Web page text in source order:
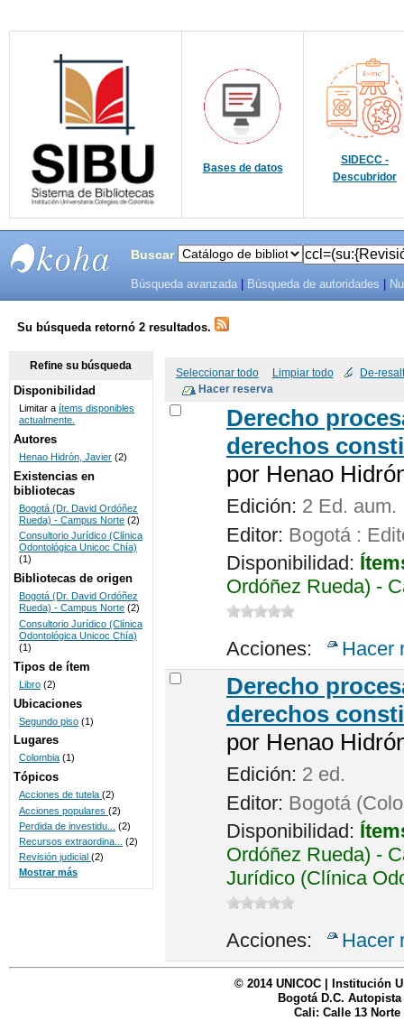
Bases de datos
SIDECC -
Descubridor
SISTEMAS
DE
BIBLIOTECAS
UNICOC
Buscar
Búsqueda avanzada Búsqueda de autoridades
Su búsqueda retornó 2 resultados.
Seleccionar todo Limpiar todo De-
Derecho
derechos
por Henao
Edición: 2 Ed. aum.
Editor: Bogotá :
Disponibilidad:
Ordóñez Rueda) -
Acciones: Hacer
Derecho
derechos
por Henao
Edición: 2 ed.
Editor: Bogotá
Disponibilidad:
Ordóñez Rueda) -
Jurídico (Clínica
Acciones: Hacer
Refine su búsqueda
Disponibilidad
Limitar a ítems disponibles
actualmente.
Autores
Henao Hidrón, Javier (2)
Existencias en
bibliotecas
Bogotá (Dr. David Ordóñez
Rueda) - Campus Norte (2)
Consultorio Jurídico (Clínica
Odontológica Unicoc Chía)
(1)
Bibliotecas de origen
Bogotá (Dr. David Ordóñez
Rueda) - Campus Norte (2)
Consultorio Jurídico (Clínica
Odontológica Unicoc Chía)
(1)
Tipos de ítem
Libro (2)
Ubicaciones
Segundo piso (1)
Lugares
Colombia (1)
Tópicos
Acciones de tutela (2)
Acciones populares (2)
Perdida de investidu...
(2)
Recursos extraordina...
(2)
Revisión judicial (2)
Mostrar más
© 2014 UNICOC | Institución
Bogotá D.C. Autopista
Cali: Calle 13 Norte